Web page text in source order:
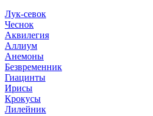
Лук-севок
Чеснок
Аквилегия
Аллиум
Анемоны
Безвременник
Гиацинты
Ирисы
Крокусы
Лилейник